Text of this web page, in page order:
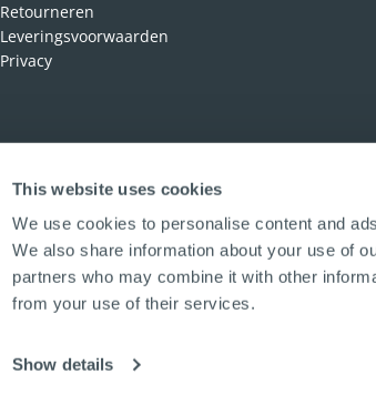
This website uses cookies
We use cookies to personalise content and
We also share information about your use of
partners who may combine it with other
from your use of their services.
Show details
Retourneren
Leveringsvoorwaarden
Privacy